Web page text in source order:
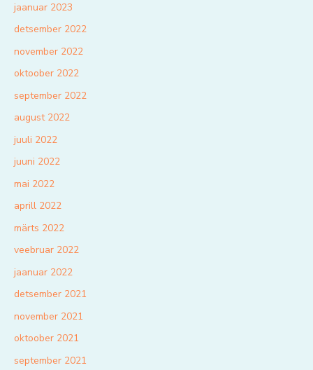
jaanuar 2023
detsember 2022
november 2022
oktoober 2022
september 2022
august 2022
juuli 2022
juuni 2022
mai 2022
aprill 2022
märts 2022
veebruar 2022
jaanuar 2022
detsember 2021
november 2021
oktoober 2021
september 2021